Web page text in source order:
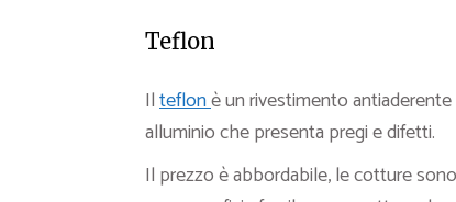
Teflon
Ilteflonè un rivestimento
alluminio che presenta pregi e difetti.
Il prezzo è abbordabile, le cotture